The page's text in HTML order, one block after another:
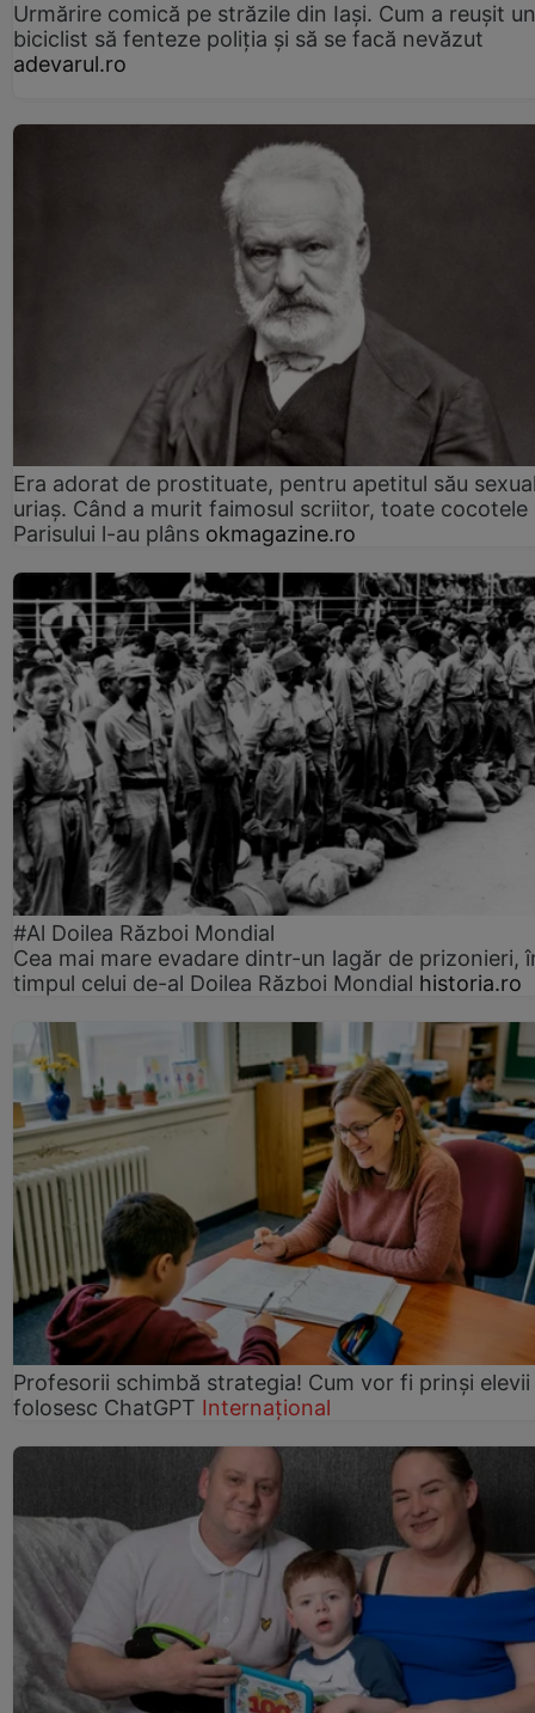
Urmărire comică pe străzile din Iași. Cum a reușit un
biciclist să fenteze poliția și să se facă nevăzut
adevarul.ro
Era adorat de prostituate, pentru apetitul său
uriaș. Când a murit faimosul scriitor, toate cocotele
Parisului l-au plâns okmagazine.ro
#Al Doilea Război Mondial
Cea mai mare evadare dintr-un lagăr de prizonieri,
timpul celui de-al Doilea Război Mondial historia.ro
Profesorii schimbă strategia! Cum vor fi prinși elevii
folosesc ChatGPT Internațional